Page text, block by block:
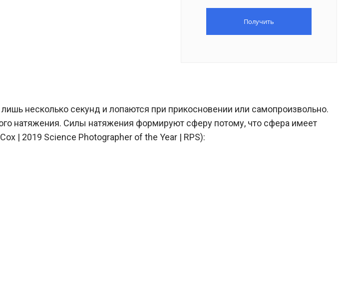
несколько секунд и лопаются при прикосновении или самопроизвольно.
натяжения. Силы натяжения формируют сферу потому, что сфера имеет
| 2019 Science Photographer of the Year | RPS):